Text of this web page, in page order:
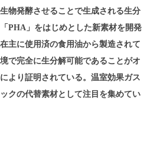
物発酵させることで生成される生分
PHA」をはじめとした新素材を開発
主に使用済の食用油から製造されて
で完全に生分解可能であることがオ
より証明されている。温室効果ガス
クの代替素材として注目を集めてい